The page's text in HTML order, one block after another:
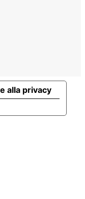
alla privacy